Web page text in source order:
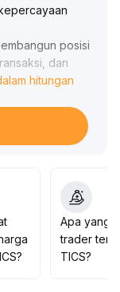
posisi
dan
titik tertinggi
sebaiknya
non-sistemik
hitungan
Apa yang
trader
TICS?